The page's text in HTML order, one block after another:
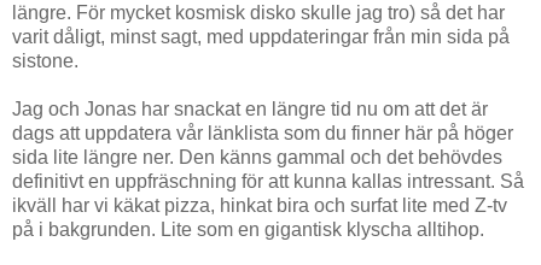
längre. För mycket kosmisk disko skulle jag tro) så det har
varit dåligt, minst sagt, med uppdateringar från min sida på
sistone.
Jag och Jonas har snackat en längre tid nu om att det är
dags att uppdatera vår länklista som du finner här på höger
sida lite längre ner. Den känns gammal och det behövdes
definitivt en uppfräschning för att kunna kallas intressant. Så
ikväll har vi käkat pizza, hinkat bira och surfat lite med Z-tv
på i bakgrunden. Lite som en gigantisk klyscha alltihop.